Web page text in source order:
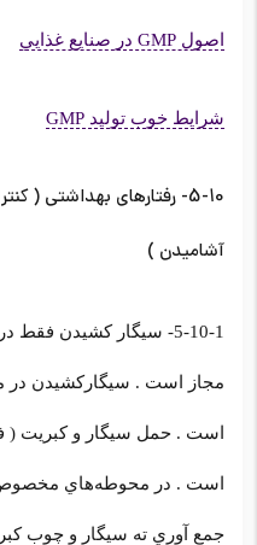
اصول GMP در صنايع غذايي
شرایط خوب تولید GMP
5-10- رفتارهاي بهداشتي (
آشاميدن )
5-10-1- سيگار كشيدن
مجاز است . سيگاركشيدن در
است . حمل سيگار و كبريت (
است . در محوطه‌هاي مخصوص
جمع آوري ته سيگار و چوب